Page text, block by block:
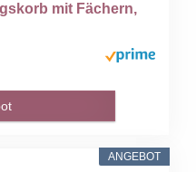
mit Fächern,
ANGEBOT